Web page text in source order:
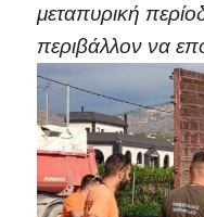
μεταπυρική
περιβάλλον να